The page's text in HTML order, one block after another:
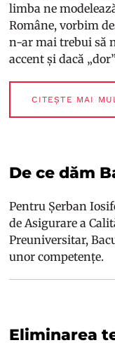
limba ne
Române, vorbim
n-ar mai trebui să
accent și dacă
CITEȘTE MAI
De ce dăm
Pentru Șerban
de Asigurare a
Preuniversitar,
unor competențe.
Eliminarea